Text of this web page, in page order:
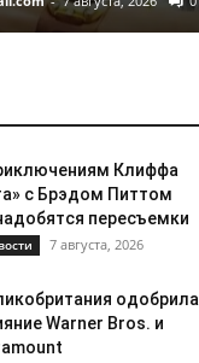
Клиффа
с Брэдом Питтом
пересъемки
7 августа, 2026
одобрила
Warner Bros. и